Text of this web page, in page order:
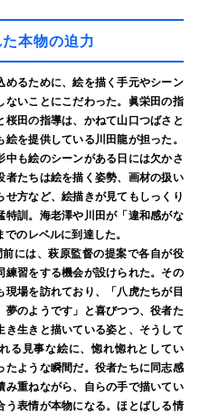
本物の迫力
めるために、絵を描く手元やシーン
ないことにこだわった。眞栄田の指
桜田の指導は、かねて山口つばさと
を提供している川田龍が担った。
中も絵のシーンがある日には欠かさ
者たちは絵を描く姿勢、画材の扱い
せ方など、絵描きが見てもしっくり
特訓。海老澤や川田が「違和感がな
のレベルに到達した。
には、萩原監督の提案で各自が役
練習をする機会が設けられた。その
現場を訪れており、「八虎たちが目
夢のようです」と喜びつつ、役者た
き生きと描いている姿と、そうして
る見事な絵に、惚れ惚れとしてい
たような瞬間だ。役者たちに同志感
み重ねながら、自らの手で描いてい
う表情が本物になる。ほとばしる情